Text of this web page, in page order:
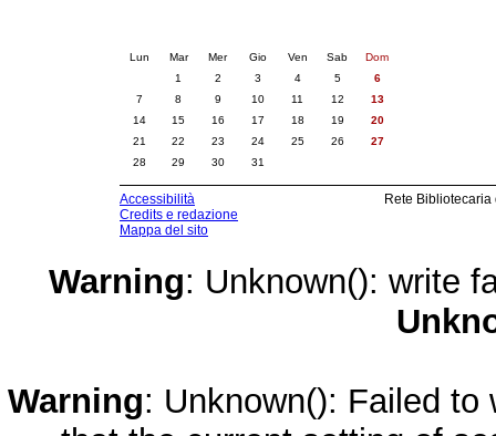
Lun Mar Mer Gio Ven Sab
Dom
1
2 3 4 5
6
7
8 9 10 11 12
13
14
15 16 17 18 19
20
21
22 23 24 25 26
27
28
29 30 31
Accessibilità
Credits e redazione
Mappa del sito
Rete
Warning: Unknown(): write
Warning: Unknown(): Failed